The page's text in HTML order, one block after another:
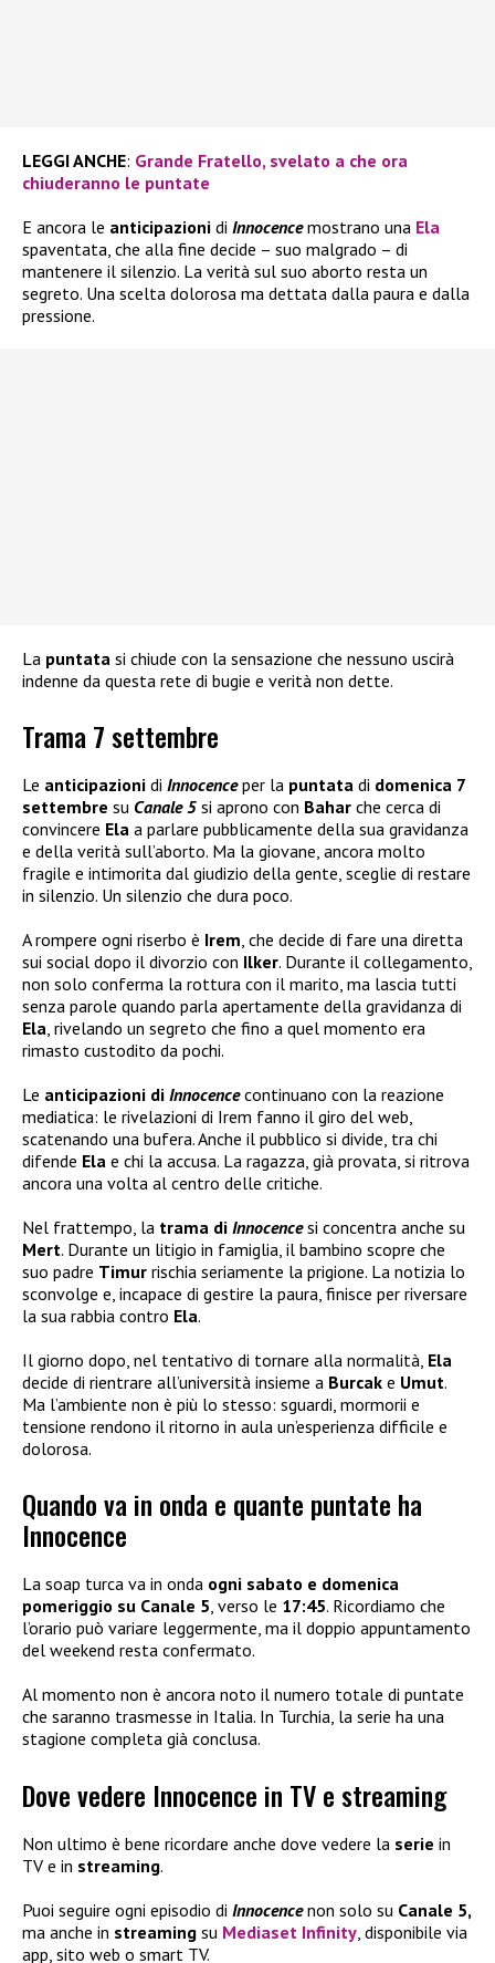
LEGGI ANCHE: Grande Fratello, svelato a che ora
chiuderanno le puntate
E ancora le anticipazioni di Innocencemostrano una Ela
spaventata, che alla fine decide – suo malgrado – di
mantenere il silenzio. La verità sul suo aborto resta un
segreto. Una scelta dolorosa ma dettata dalla paura e dalla
pressione.
La puntata si chiude con la sensazione che nessuno uscirà
indenne da questa rete di bugie e verità non dette.
Trama 7 settembre
Le anticipazioni di Innocenceper la puntata di domenica 7
settembre su Canale 5 si aprono con Bahar che cerca di
convincere Ela a parlare pubblicamente della sua gravidanza
e della verità sull’aborto. Ma la giovane, ancora molto
fragile e intimorita dal giudizio della gente, sceglie di restare
in silenzio. Un silenzio che dura poco.
A rompere ogni riserbo è Irem, che decide di fare una diretta
sui social dopo il divorzio con Ilker. Durante il collegamento,
non solo conferma la rottura con il marito, ma lascia tutti
senza parole quando parla apertamente della gravidanza di
Ela, rivelando un segreto che fino a quel momento era
rimasto custodito da pochi.
Le anticipazioni di Innocencecontinuano con la reazione
mediatica: le rivelazioni di Irem fanno il giro del web,
scatenando una bufera. Anche il pubblico si divide, tra chi
difende Ela e chi la accusa. La ragazza, già provata, si ritrova
ancora una volta al centro delle critiche.
Nel frattempo, la trama di Innocencesi concentra anche su
Mert. Durante un litigio in famiglia, il bambino scopre che
suo padre Timur rischia seriamente la prigione. La notizia lo
sconvolge e, incapace di gestire la paura, finisce per riversare
la sua rabbia contro Ela.
Il giorno dopo, nel tentativo di tornare alla normalità, Ela
decide di rientrare all’università insieme a Burcak e Umut.
Ma l’ambiente non è più lo stesso: sguardi, mormorii e
tensione rendono il ritorno in aula un’esperienza difficile e
dolorosa.
Quando va in onda e quante puntate ha
Innocence
La soap turca va in onda ogni sabato e domenica
pomeriggio su Canale 5, verso le 17:45. Ricordiamo che
l’orario può variare leggermente, ma il doppio appuntamento
del weekend resta confermato.
Al momento non è ancora noto il numero totale di puntate
che saranno trasmesse in Italia. In Turchia, la serie ha una
stagione completa già conclusa.
Dove vedere Innocence in TV e streaming
Non ultimo è bene ricordare anche dove vedere la serie in
TV e in streaming.
Puoi seguire ogni episodio di Innocencenon solo su Canale 5,
ma anche in streaming su Mediaset Infinity , disponibile via
app, sito web o smart TV.